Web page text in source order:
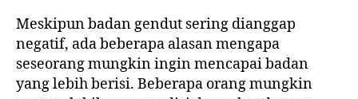
Meskipun badan gendut sering dianggap
negatif, ada beberapa alasan mengapa
seseorang mungkin ingin mencapai badan
yang lebih berisi. Beberapa orang mungkin